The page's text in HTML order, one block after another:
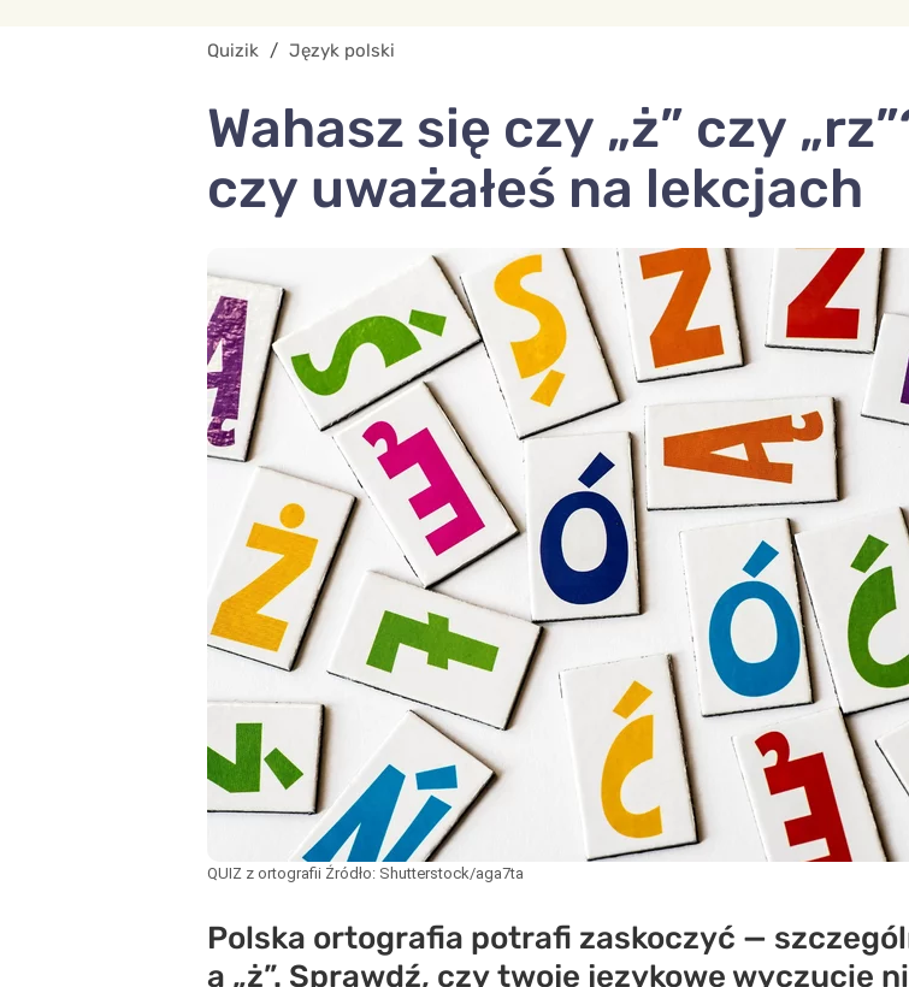
Quizik / Język polski
Wahasz się czy „ż” czy
czy uważałeś na lekcjach
QUIZ z ortografii Źródło: Shutterstock/aga7ta
Polska ortografia potrafi zaskoczyć —
a „ż”. Sprawdź, czy twoje językowe wyczucie